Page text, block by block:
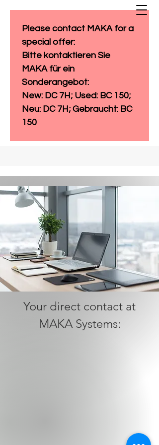
Please contact MAKA for a
special offer:
Bitte kontaktieren Sie
MAKA für ein
Sonderangebot:
New: DC 7H; Used: BC 150;
Neu: DC 7H; Gebraucht: BC
150
Your direct contact at
MAKA Systems: